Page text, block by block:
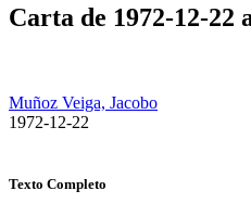
Carta de 1972-12-22
Muñoz Veiga, Jacobo
​ 1972-12-22
Texto Completo